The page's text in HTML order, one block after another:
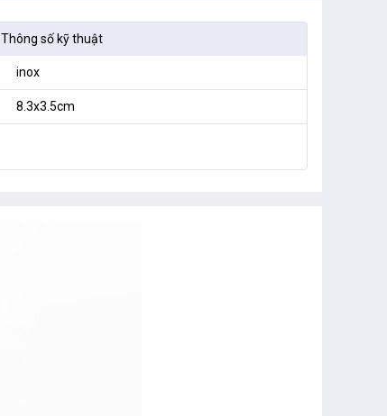
Thông số kỹ thuật
inox
8.3x3.5cm